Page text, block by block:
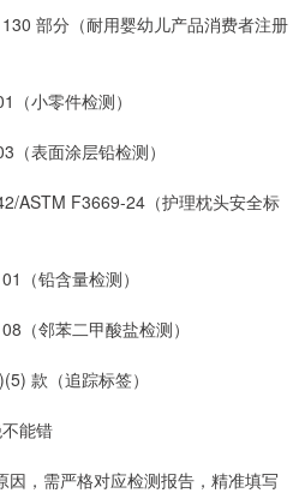
部分（耐用婴幼儿产品消费者注册
（小零件检测）
（表面涂层铅检测）
ASTM F3669-24（护理枕头安全标
（铅含量检测）
（邻苯二甲酸盐检测）
款（追踪标签）
能错
，需严格对应检测报告，精准填写